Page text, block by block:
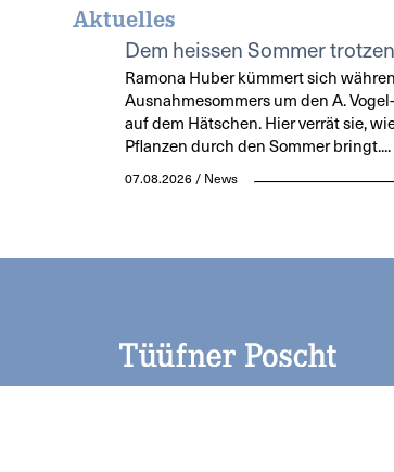
Aktuelles
Dem heissen Sommer trotzen
Ramona Huber kümmert sich
Ausnahmesommers um den A.
auf dem Hätschen. Hier verrät sie,
Pflanzen durch den Sommer bringt....
07.08.2026 / News